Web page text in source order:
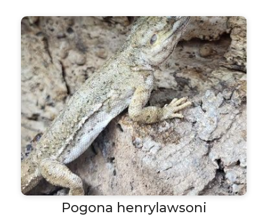
Pogona henrylawsoni